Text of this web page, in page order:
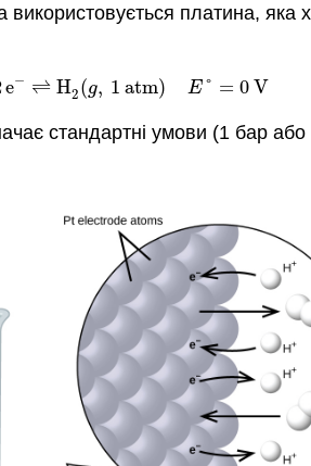
платина, яка
e− ⇌ H2(g, 1 atm) E° = 0V
+2e−⇌H2(g 1 atm)E =0V
стандартні умови (1 бар або